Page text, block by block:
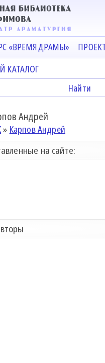
«ВРЕМЯ ДРАМЫ»
КАТАЛОГ
Андрей
» Карпов Андрей
на сайте: